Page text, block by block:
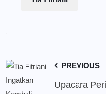
PREVIOUS
Upacara